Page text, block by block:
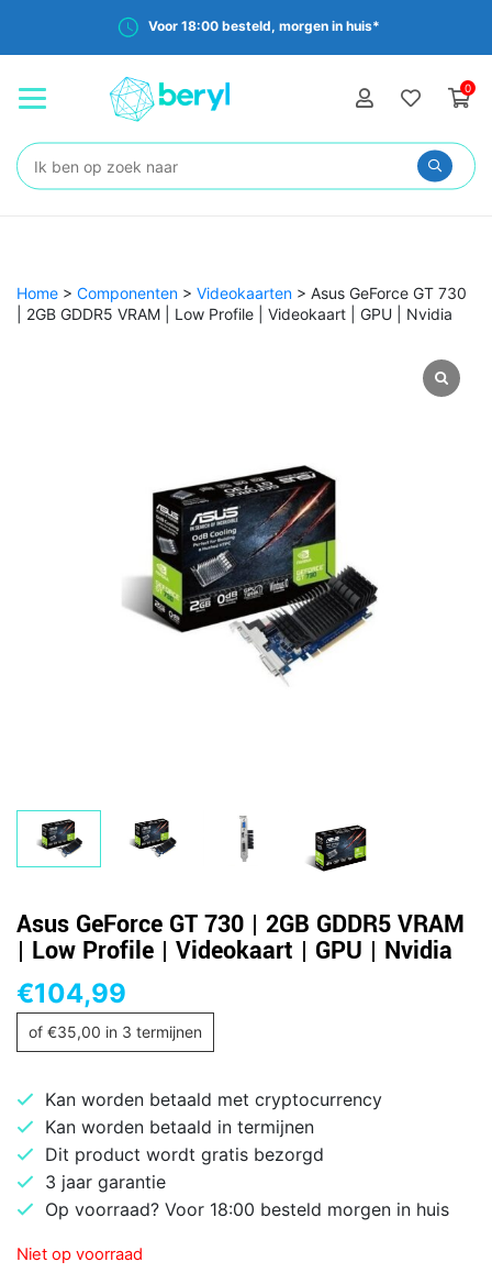
Voor 18:00 besteld, morgen in huis*
0
Zoeken:
Home > Componenten > Videokaarten > Asus GeForce GT 730
| 2GB GDDR5 VRAM | Low Profile | Videokaart | GPU | Nvidia
Asus GeForce GT 730 | 2GB GDDR5 VRAM
| Low Profile | Videokaart | GPU | Nvidia
€104,99
of €35,00 in 3 termijnen
Kan worden betaald met cryptocurrency
Kan worden betaald in termijnen
Dit product wordt gratis bezorgd
3 jaar garantie
Op voorraad? Voor 18:00 besteld morgen in huis
Niet op voorraad